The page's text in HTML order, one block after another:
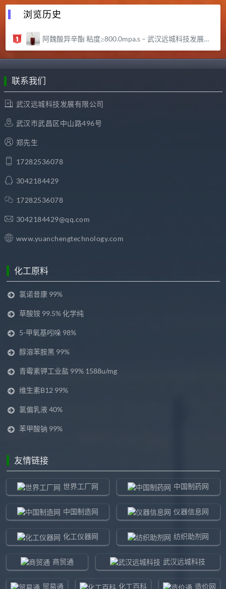
浏览历史
阿魏酸异辛酯 粘度≥800.0mpa.s – 武汉远城科技发展有限公司
联系我们
武汉远城科技发展有限公司
武汉市武昌区中山路496号
郑先生
17282536078
3042184429
17282536078
3042184429@qq.com
www.yuanchengtechnology.com
化工原料
氯诺昔康 99%
草酸铵 99.5% 化学纯
5-甲氧基吲哚 98%
醇溶苯胺黑 99%
青霉素钾工业盐 99% 1588u/mg
维生素B12 99%
氯偏乳液 40%
苯甲酸钠 99%
友情链接
世界工厂网 中国制药网
中国制造网 仪器信息网
化工仪器网 纺织助剂网
商贸通 武汉远城科技
贸易通 化工百科 造价网